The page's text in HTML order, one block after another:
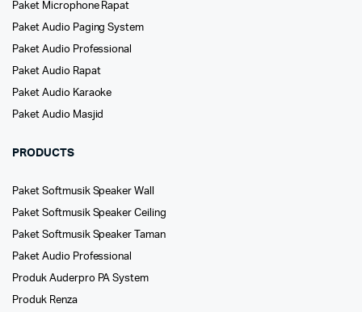
Paket Microphone Rapat
Paket Audio Paging System
Paket Audio Professional
Paket Audio Rapat
Paket Audio Karaoke
Paket Audio Masjid
PRODUCTS
Paket Softmusik Speaker Wall
Paket Softmusik Speaker Ceiling
Paket Softmusik Speaker Taman
Paket Audio Professional
Produk Auderpro PA System
Produk Renza